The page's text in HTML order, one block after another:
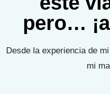
pero…
Desde la experiencia de
mi